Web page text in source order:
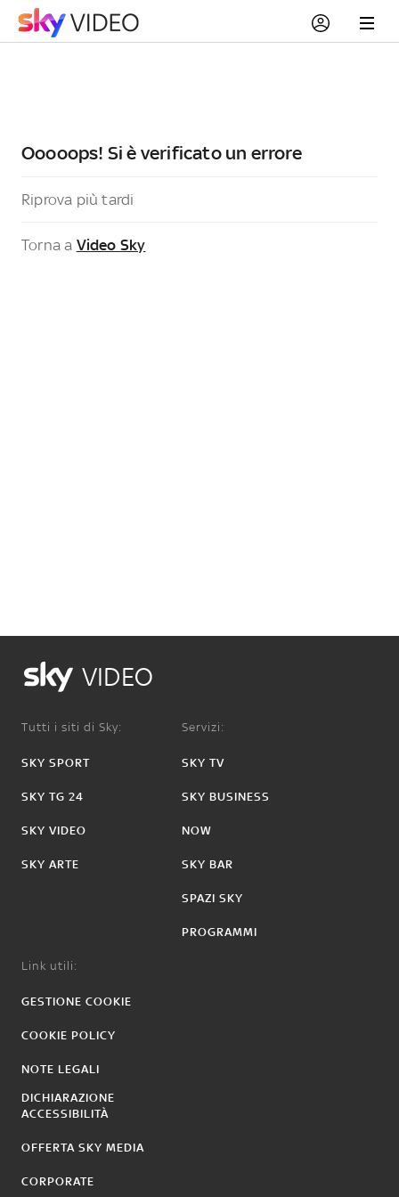
Ooooops! Si è verificato un errore
Riprova più tardi
Torna a Video Sky
VIDEO
Tutti i siti di Sky:
SKY SPORT
SKY TG 24
SKY VIDEO
SKY ARTE
Servizi:
SKY TV
SKY BUSINESS
NOW
SKY BAR
SPAZI SKY
PROGRAMMI
Link utili:
GESTIONE COOKIE
COOKIE POLICY
NOTE LEGALI
DICHIARAZIONE
ACCESSIBILITÀ
OFFERTA SKY MEDIA
CORPORATE